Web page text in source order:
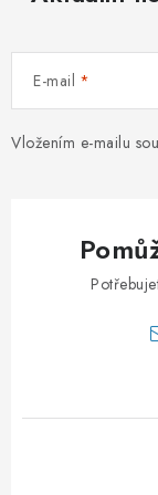
E-mail
Vložením e-mailu